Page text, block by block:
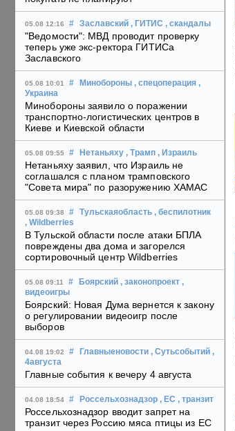
05.08 12:16 # Заславский , ГИТИС , скандалы
"Ведомости": МВД проводит проверку
теперь уже экс-ректора ГИТИСа
Заславского
05.08 10:01 # Минобороны , спецоперация ,
Украина
Минобороны заявило о поражении
транспортно-логистических центров в
Киеве и Киевской области
05.08 09:55 # Нетаньяху , Трамп , Израиль
Нетаньяху заявил, что Израиль не
соглашался с планом трамповского
"Совета мира" по разоружению ХАМАС
05.08 09:38 # Тульскаяобласть , беспилотник
, Wildberries
В Тульской области после атаки БПЛА
повреждены два дома и загорелся
сортировочный центр Wildberries
05.08 09:11 # Боярский , законопроект ,
видеоигры
Боярский: Новая Дума вернется к закону
о регулировании видеоигр после
выборов
04.08 19:02 # Главныеновости , Сутьсобытий ,
4августа
Главные события к вечеру 4 августа
04.08 18:54 # Россельхознадзор , ЕС , транзит
Россельхознадзор вводит запрет на
транзит через Россию мяса птицы из ЕС